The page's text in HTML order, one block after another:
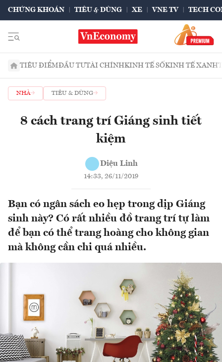
CHỨNG KHOÁN TIÊU & DÙNG XE VNE TV TECH
TIÊU ĐIỂMĐẦU TƯTÀI CHÍNHKINH TẾ SỐKINH TẾ XANH
NHÀ TIÊU & DÙNG
8 cách trang trí Giáng sinh tiết
kiệm
Diệu Linh
14:33, 26/11/2019
Bạn có ngân sách eo hẹp trong dịp Giáng
sinh này? Có rất nhiều đồ trang trí tự làm
để bạn có thể trang hoàng cho không gian
mà không cần chi quá nhiều.